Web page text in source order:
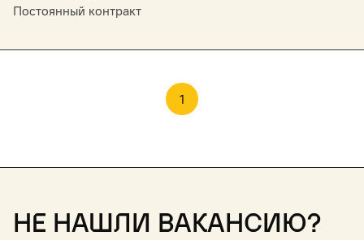
Постоянный контракт
1
Не нашли вакансию?